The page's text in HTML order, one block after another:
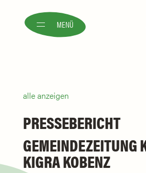
MENÜ
alle anzeigen
PRESSEBERICHT
GEMEINDEZEITUNG
KIGRA KOBENZ